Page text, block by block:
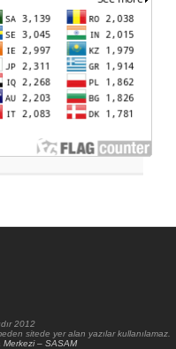
2012
sitede yer alan yazılar kullanılamaz.
Merkezi – SASAM